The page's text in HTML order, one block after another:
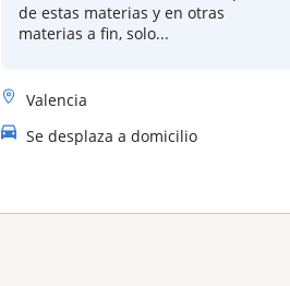
de estas materias y en otras
materias a fin, solo...
Valencia
Se desplaza a domicilio